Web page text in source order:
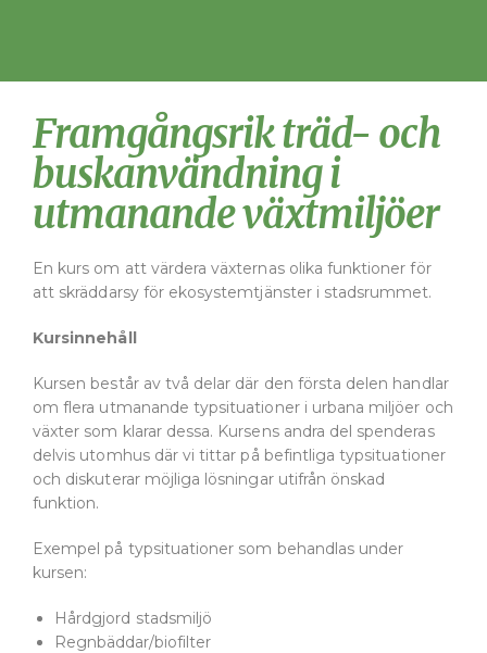
Framgångsrik träd- och
buskanvändning i
utmanande växtmiljöer
En kurs om att värdera växternas olika funktioner för
att skräddarsy för ekosystemtjänster i stadsrummet.
Kursinnehåll
Kursen består av två delar där den första delen handlar
om flera utmanande typsituationer i urbana miljöer och
växter som klarar dessa. Kursens andra del spenderas
delvis utomhus där vi tittar på befintliga typsituationer
och diskuterar möjliga lösningar utifrån önskad
funktion.
Exempel på typsituationer som behandlas under
kursen:
Hårdgjord stadsmiljö
Regnbäddar/biofilter